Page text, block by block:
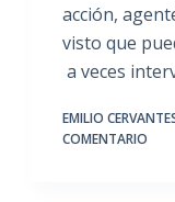
acción,
visto que
a veces
EMILIO
COMENTARIO